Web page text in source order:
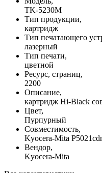
TK-5230M
Тип продукции,
картридж
Тип печатающего
лазерный
Тип печати,
цветной
Ресурс, страниц,
2200
Описание,
картридж Hi-Black
Цвет,
Пурпурный
Совместимость,
Kyocera-Mita
Вендор,
Kyocera-Mita